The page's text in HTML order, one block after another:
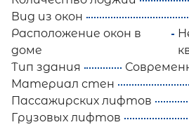
Вид из окон
Расположение окон в
доме
Тип здания
Материал стен
Пассажирских лифтов
Грузовых лифтов